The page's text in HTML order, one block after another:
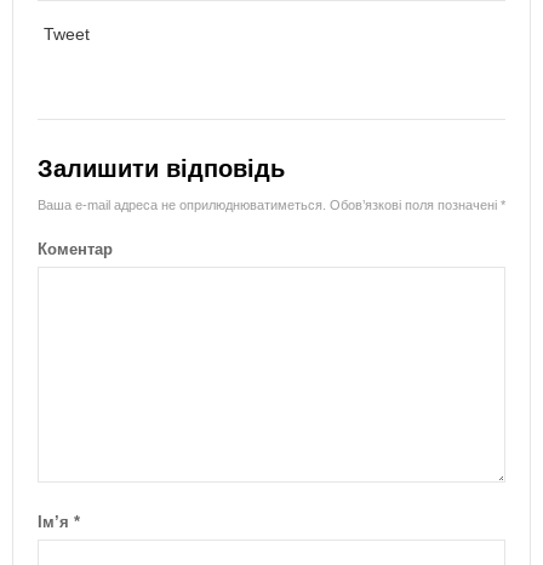
Tweet
Залишити відповідь
Ваша e-mail адреса не оприлюднюватиметься. Обов’язкові поля позначені *
Коментар
Ім’я *